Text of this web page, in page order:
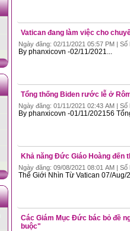
Vatican đang làm việc cho
Ngày đăng: 02/11/2021 05:57 PM | Số
By phanxicovn -02/11/2021...
Tổng thống Biden rước lễ ở
Ngày đăng: 01/11/2021 02:43 AM | Số
By phanxicovn -01/11/202156
Khả năng Đức Giáo Hoàng
Ngày đăng: 09/08/2021 08:01 AM | Số
Thế Giới Nhìn Từ Vatican 07/Aug/
Các Giám Mục Đức bác bỏ đề
buộc"